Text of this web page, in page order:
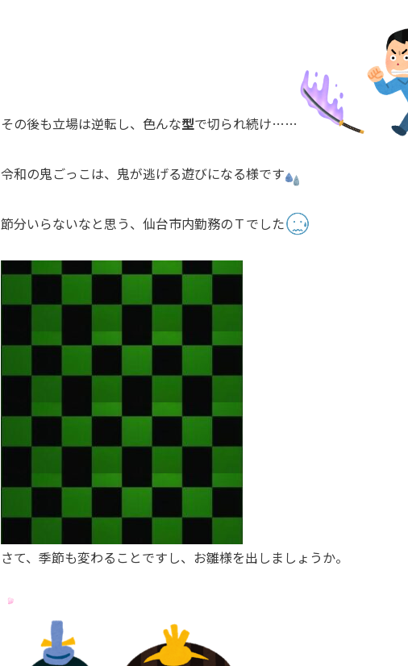
その後も立場は逆転し、色んな型で切られ続け……
令和の鬼ごっこは、鬼が逃げる遊びになる様です
節分いらないなと思う、仙台市内勤務のＴでした
さて、季節も変わることですし、お雛様を出しましょうか。